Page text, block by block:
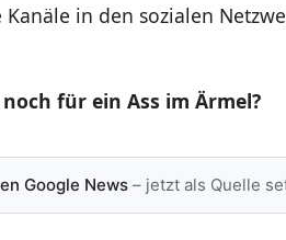
in den sozialen
für ein Ass im Ärmel?
Google News– jetzt als Quelle